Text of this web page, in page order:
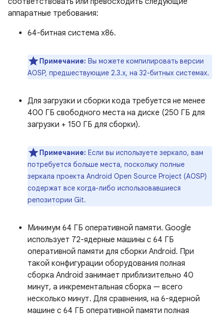
аппаратные требования:
64-битная система x86.
Примечание: Вы можете компилировать версии
AOSP, предшествующие 2.3.x, на 32-битных системах.
Для загрузки и сборки кода требуется не менее
400 ГБ свободного места на диске (250 ГБ для
загрузки + 150 ГБ для сборки).
Примечание: Если вы используете зеркало, вам
потребуется больше места, поскольку полные
зеркала проекта Android Open Source Project (AOSP)
содержат все когда-либо использовавшиеся
репозитории Git.
Минимум 64 ГБ оперативной памяти. Google
использует 72-ядерные машины с 64 ГБ
оперативной памяти для сборки Android. При
такой конфигурации оборудования полная
сборка Android занимает приблизительно 40
минут, а инкрементальная сборка — всего
несколько минут. Для сравнения, на 6-ядерной
машине с 64 ГБ оперативной памяти полная